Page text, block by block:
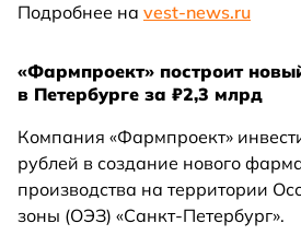
Подробнее на vest-news.ru
«Фармпроект» построит
в Петербурге за ₽2,3 млрд
Компания «Фармпроект»
рублей в создание нового
производства на территории
зоны (ОЭЗ) «Санкт-Петербург».